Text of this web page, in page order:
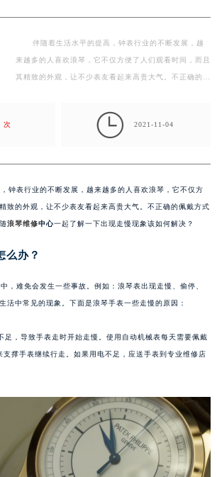
伴随着生活水平的提高，钟表行业的不断发展，越
来越多的人喜欢浪琴，它不仅方便了人们观看时间，而且
其精致的外观，让不少表友看起来高贵大气。不正确的佩
次  2021-11-04
表行业的不断发展，越来越多的人喜欢浪琴，它不仅方
致的外观，让不少表友看起来高贵大气。不正确的佩戴方式
浪琴维修中心一起了解一下出现走慢现象该如何解决？
么办？
，难免会发生一些事故。例如：浪琴表出现走慢、偷停、
活中常见的现象。下面是浪琴手表一些走慢的原因：
足，导致手表走时开始走慢。使用自动机械表每天需要佩戴
支撑手表继续行走。如果用电不足，应送手表到专业维修店